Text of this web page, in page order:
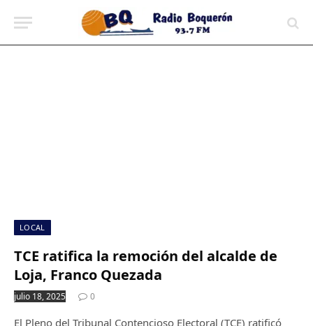
LOCAL
TCE ratifica la remoción del alcalde de
Loja, Franco Quezada
julio 18, 2025 0
El Pleno del Tribunal Contencioso Electoral (TCE) ratificó